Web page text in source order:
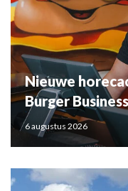
Nieuwe
Burger Business
6 augustus 2026